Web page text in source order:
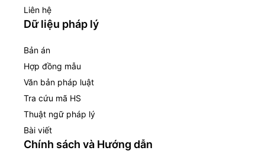
Liên hệ
Dữ liệu pháp lý
Bản án
Hợp đồng mẫu
Văn bản pháp luật
Tra cứu mã HS
Thuật ngữ pháp lý
Bài viết
Chính sách và Hướng dẫn